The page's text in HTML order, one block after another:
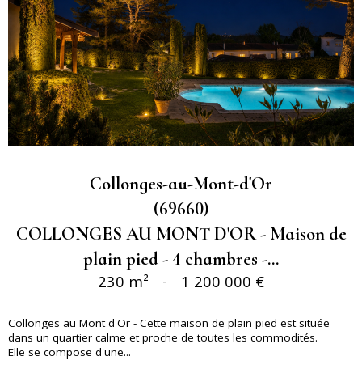
Collonges-au-Mont-d'Or
(69660)
COLLONGES AU MONT D'OR - Maison de
plain pied - 4 chambres -...
230 m² - 1 200 000 €
Collonges au Mont d'Or - Cette maison de plain pied est située
dans un quartier calme et proche de toutes les commodités.
Elle se compose d'une...